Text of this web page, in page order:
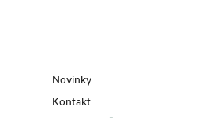
Novinky
Kontakt